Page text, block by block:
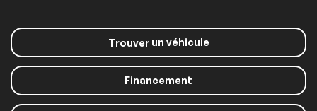
Trouverun véhicule
Financement